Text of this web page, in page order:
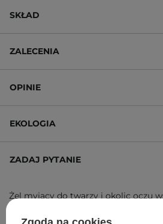
SKŁAD
ZALECENIA
OPINIE
EKOLOGIA
ZADAJ PYTANIE
Żel myjący do twarzy i okolic oczu
Zgoda na cookies